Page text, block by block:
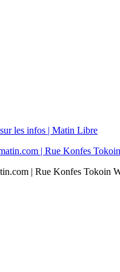
les infos | Matin Libre
| Rue Konfes Tokoin